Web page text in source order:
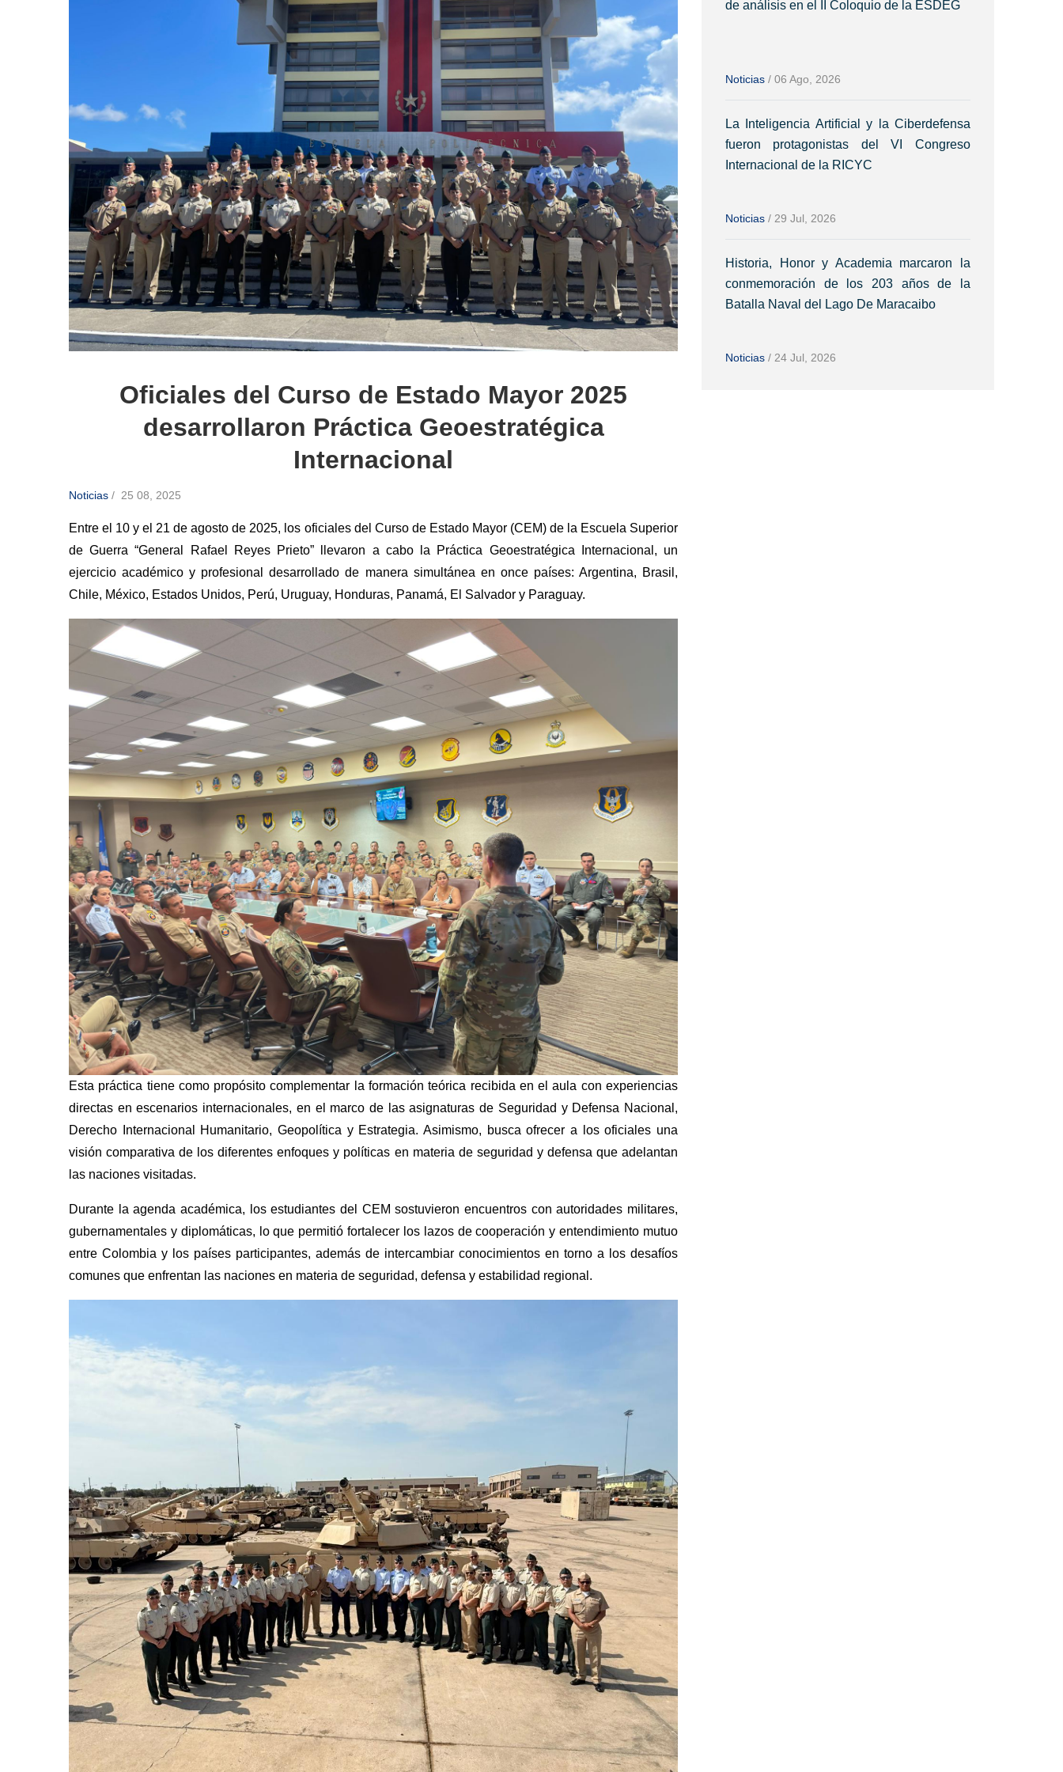
Oficiales del Curso de Estado Mayor 2025
desarrollaron Práctica Geoestratégica
Internacional
Noticias / 25 08, 2025
Entre el 10 y el 21 de agosto de 2025, los oficiales del Curso de Estado Mayor (CEM) de la Escuela Superior
de Guerra “General Rafael Reyes Prieto” llevaron a cabo la Práctica Geoestratégica Internacional, un
ejercicio académico y profesional desarrollado de manera simultánea en once países: Argentina, Brasil,
Chile, México, Estados Unidos, Perú, Uruguay, Honduras, Panamá, El Salvador y Paraguay.
Esta práctica tiene como propósito complementar la formación teórica recibida en el aula con experiencias
directas en escenarios internacionales, en el marco de las asignaturas de Seguridad y Defensa Nacional,
Derecho Internacional Humanitario, Geopolítica y Estrategia. Asimismo, busca ofrecer a los oficiales una
visión comparativa de los diferentes enfoques y políticas en materia de seguridad y defensa que adelantan
las naciones visitadas.
Durante la agenda académica, los estudiantes del CEM sostuvieron encuentros con autoridades militares,
gubernamentales y diplomáticas, lo que permitió fortalecer los lazos de cooperación y entendimiento mutuo
entre Colombia y los países participantes, además de intercambiar conocimientos en torno a los desafíos
comunes que enfrentan las naciones en materia de seguridad, defensa y estabilidad regional.
de análisis en el II Coloquio de la ESDEG
Noticias / 06 Ago, 2026
La Inteligencia Artificial y la Ciberdefensa
fueron protagonistas del VI Congreso
Internacional de la RICYC
Noticias / 29 Jul, 2026
Historia, Honor y Academia marcaron la
conmemoración de los 203 años de la
Batalla Naval del Lago De Maracaibo
Noticias / 24 Jul, 2026